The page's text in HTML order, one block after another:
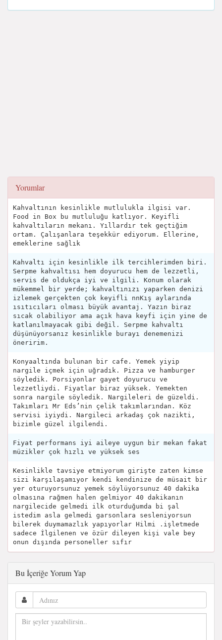
Yorumlar
Kahvaltının kesinlikle mutlulukla ilgisi var.
Food in Box bu mutluluğu katlıyor. Keyifli
kahvaltıların mekanı. Yıllardır tek geçtiğim
ortam. Çalışanlara teşekkür ediyorum. Ellerine,
emeklerine sağlık
Kahvaltı için kesinlikle ilk tercihlerimden biri.
Serpme kahvaltısı hem doyurucu hem de lezzetli,
servis de oldukça iyi ve ilgili. Konum olarak
mükemmel bir yerde; kahvaltınızı yaparken denizi
izlemek gerçekten çok keyifli nnKış aylarında
ısıtıcıları olması büyük avantaj. Yazın biraz
sıcak olabiliyor ama açık hava keyfi için yine de
katlanılmayacak gibi değil. Serpme kahvaltı
düşünüyorsanız kesinlikle burayı denemenizi
öneririm.
Konyaaltında bulunan bir cafe. Yemek yiyip
nargile içmek için uğradık. Pizza ve hamburger
söyledik. Porsiyonlar gayet doyurucu ve
lezzetliydi. Fiyatlar biraz yüksek. Yemekten
sonra nargile söyledik. Nargileleri de güzeldi.
Takımları Mr Eds’nin çelik takımlarından. Köz
servisi iyiydi. Nargileci arkadaş çok nazikti,
bizimle güzel ilgilendi.
Fiyat performans iyi aileye uygun bir mekan fakat
müzikler çok hızlı ve yüksek ses
Kesinlikle tavsiye etmiyorum girişte zaten kimse
sizi karşılaşamıyor kendi kendinize de müsait bir
yer oturuyorsunuz yemek söylüyorsunuz 40 dakika
olmasına rağmen halen gelmiyor 40 dakikanın
nargilecide gelmedi ilk oturduğumda bi şal
istedim asla gelmedi garsonlara sesleniyorsun
bilerek duymamazlık yapıyorlar Hilmi .işletmede
sadece İlgilenen ve özür dileyen kişi vale bey
onun dışında personeller sıfır
Bu İçeriğe Yorum Yap